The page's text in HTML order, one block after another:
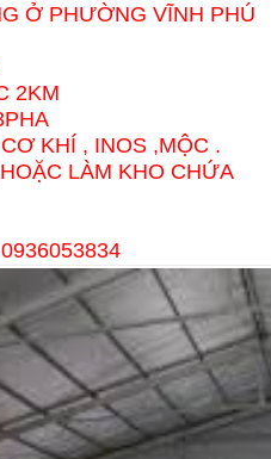
Ở PHƯỜNG VĨNH PHÚ
2KM
KHÍ , INOS ,MỘC .
LÀM KHO CHỨA